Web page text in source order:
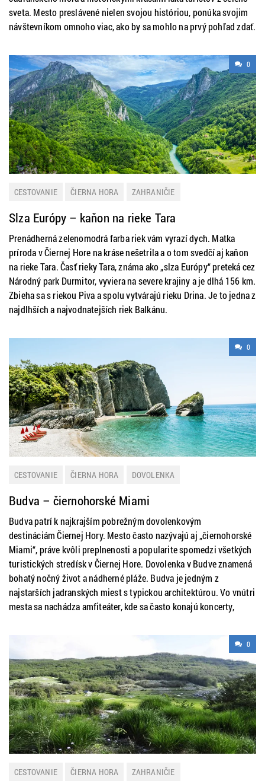
sveta. Mesto preslávené nielen svojou históriou, ponúka svojim
návštevníkom omnoho viac, ako by sa mohlo na prvý pohľad zdať.
0
CESTOVANIE ČIERNA HORA ZAHRANIČIE
Slza Európy – kaňon na rieke Tara
Prenádherná zelenomodrá farba riek vám vyrazí dych. Matka
príroda v Čiernej Hore na kráse nešetrila a o tom svedčí aj kaňon
na rieke Tara. Časť rieky Tara, známa ako „slza Európy“ preteká cez
Národný park Durmitor, vyviera na severe krajiny a je dlhá 156 km.
Zbieha sa s riekou Piva a spolu vytvárajú rieku Drina. Je to jedna z
najdlhších a najvodnatejších riek Balkánu.
0
CESTOVANIE ČIERNA HORA
DOVOLENKA
LETNÁ DOVOLENKA
ZAHRANIČIE
Budva – čiernohorské Miami
Budva patrí k najkrajším pobrežným dovolenkovým
destináciám Čiernej Hory. Mesto často nazývajú aj „čiernohorské
Miami“, práve kvôli preplnenosti a popularite spomedzi všetkých
turistických stredísk v Čiernej Hore. Dovolenka v Budve znamená
bohatý nočný život a nádherné pláže. Budva je jedným z
najstarších jadranských miest s typickou architektúrou. Vo vnútri
mesta sa nachádza amfiteáter, kde sa často konajú koncerty,
0
CESTOVANIE ČIERNA HORA ZAHRANIČIE